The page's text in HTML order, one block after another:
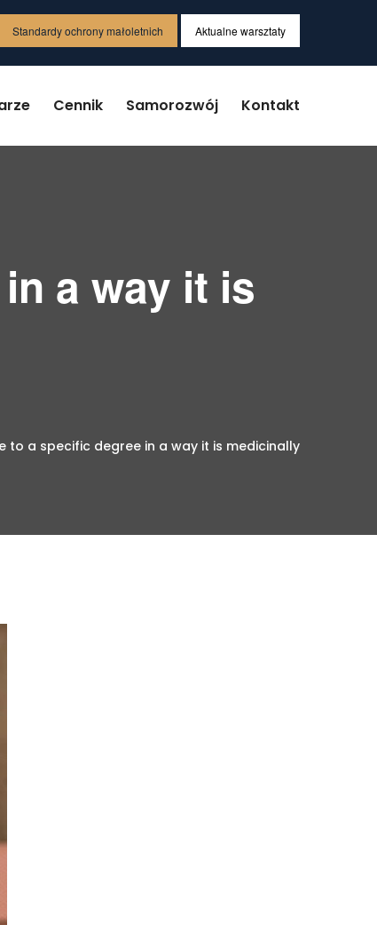
Standardy ochrony małoletnich Aktualne warsztaty
Cennik Samorozwój Kontakt
a way it is
to a specific degree in a way it is medicinally